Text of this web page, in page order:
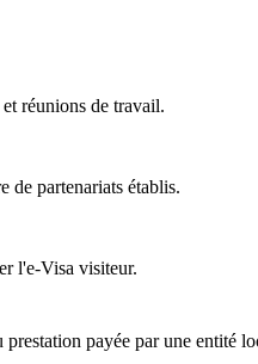
réunions de travail.
de partenariats établis.
l'e-Visa visiteur.
payée par une entité